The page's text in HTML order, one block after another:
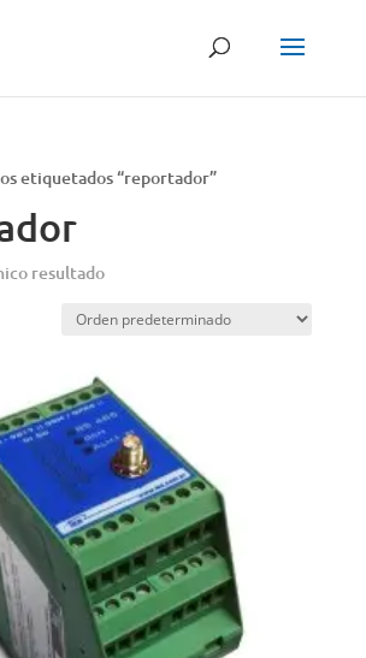
etiquetados “reportador”
resultado